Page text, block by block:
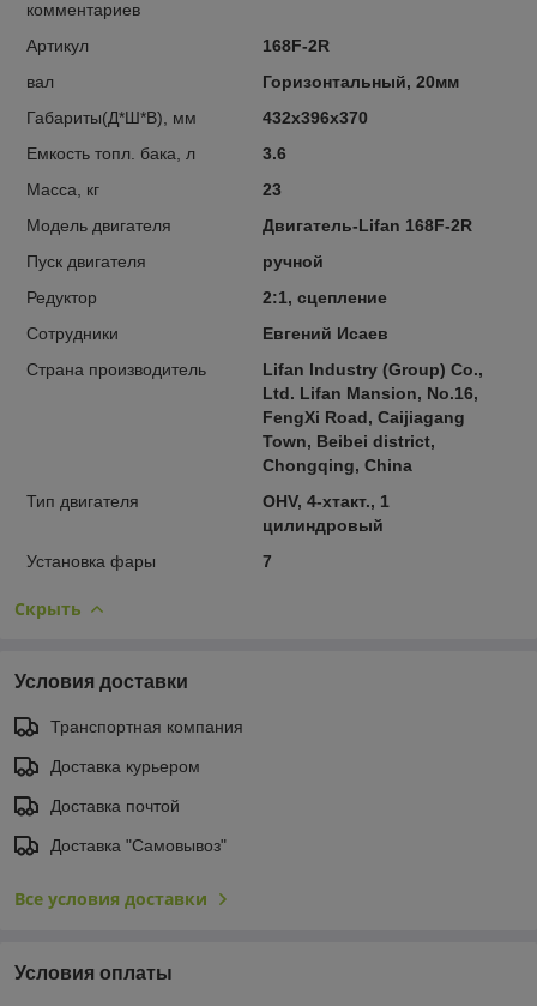
комментариев
Артикул
168F-2R
вал
Горизонтальный, 20мм
Габариты(Д*Ш*В), мм
432х396х370
Емкость топл. бака, л
3.6
Масса, кг
23
Модель двигателя
Двигатель-Lifan 168F-2R
Пуск двигателя
ручной
Редуктор
2:1, сцепление
Сотрудники
Евгений Исаев
Страна производитель
Lifan lndustry (Group) Co.,
Ltd. Lifan Mansion, No.16,
FengXi Road, Caijiagang
Town, Beibei district,
Chongqing, China
Тип двигателя
OHV, 4-хтакт., 1
цилиндровый
Установка фары
7
Скрыть
Условия доставки
Транспортная компания
Доставка курьером
Доставка почтой
Доставка "Самовывоз"
Все условия доставки
Условия оплаты